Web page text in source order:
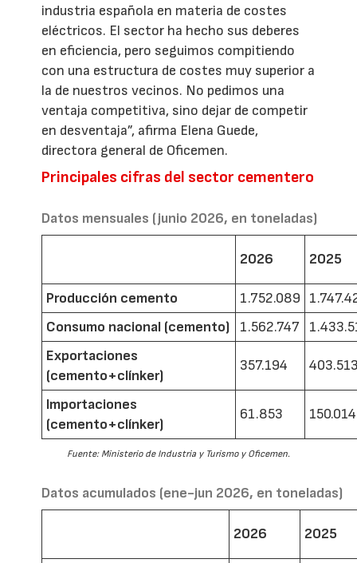
industria española en materia de costes
eléctricos. El sector ha hecho sus deberes
en eficiencia, pero seguimos compitiendo
con una estructura de costes muy superior a
la de nuestros vecinos. No pedimos una
ventaja competitiva, sino dejar de competir
en desventaja”, afirma Elena Guede,
directora general de Oficemen.
Principales cifras del sector cementero
Datos mensuales (junio 2026, en toneladas)
2026 2025
Producción cemento 1.752.089
Consumo nacional (cemento)
1.562.747
Exportaciones
(cemento+clínker)
357.194
Importaciones
(cemento+clínker)
61.853 150.014
Fuente: Ministerio de Industria y Turismo y Oficemen.
Datos acumulados (ene-jun 2026, en toneladas)
2026 2025